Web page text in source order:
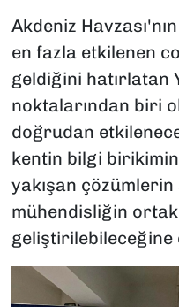
Akdeniz
en fazla etkilenen
geldiğini hatırlatan
noktalarından biri
doğrudan
kentin bilgi
yakışan
mühendisliğin ortak
geliştirilebileceğine